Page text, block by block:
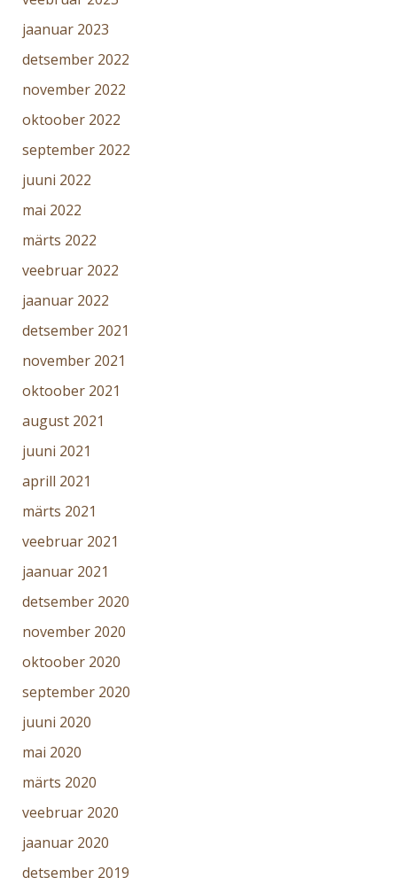
jaanuar 2023
detsember 2022
november 2022
oktoober 2022
september 2022
juuni 2022
mai 2022
märts 2022
veebruar 2022
jaanuar 2022
detsember 2021
november 2021
oktoober 2021
august 2021
juuni 2021
aprill 2021
märts 2021
veebruar 2021
jaanuar 2021
detsember 2020
november 2020
oktoober 2020
september 2020
juuni 2020
mai 2020
märts 2020
veebruar 2020
jaanuar 2020
detsember 2019